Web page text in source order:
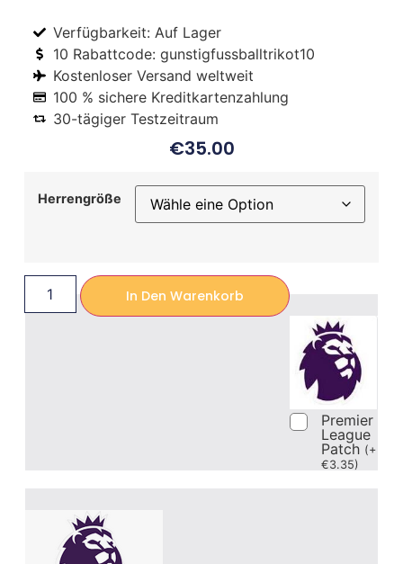
Verfügbarkeit: Auf Lager
10 Rabattcode: gunstigfussballtrikot10
Kostenloser Versand weltweit
100 % sichere Kreditkartenzahlung
30-tägiger Testzeitraum
€35.00
Herrengröße
In Den Warenkorb
Premier
League
Patch (+
€3.35)